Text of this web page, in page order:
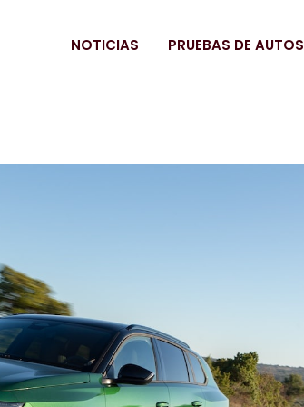
NOTICIAS PRUEBAS DE AUTOS